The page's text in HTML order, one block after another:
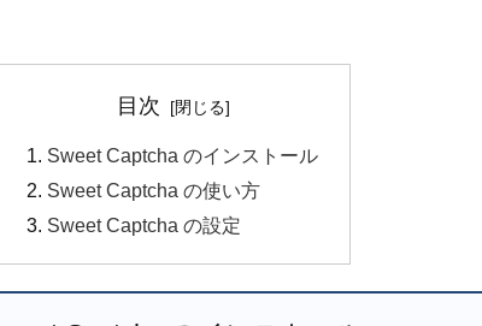
目次
Sweet Captcha のインストール
Sweet Captcha の使い方
Sweet Captcha の設定